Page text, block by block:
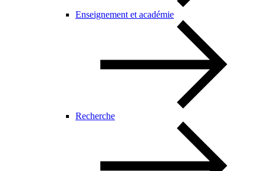
Enseignement et académie
Recherche